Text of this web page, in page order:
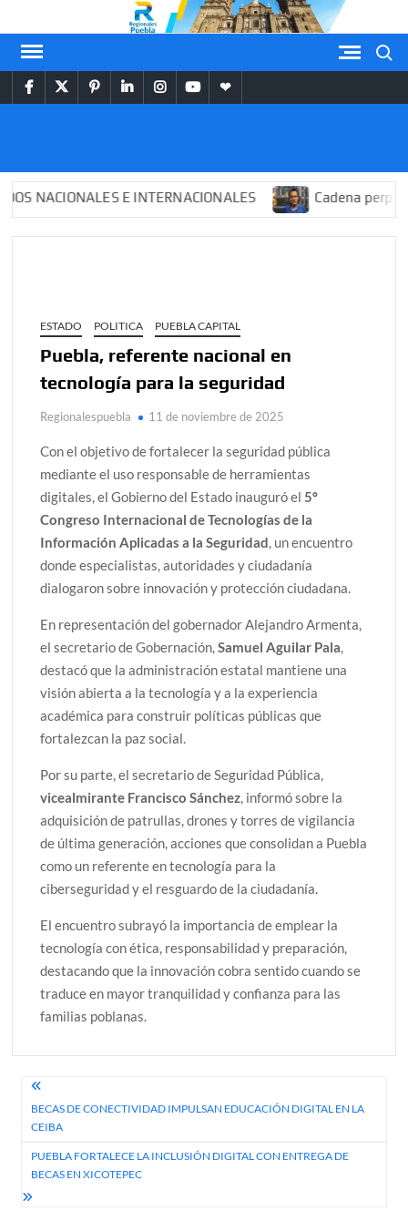
al
contenido
facebooktwitterpinterest
linkedininstagram
youtubethemespiral
PUEBLA
E INTERNACIONALES Cadena perpetua
ESTADO POLITICA PUEBLA CAPITAL
Puebla, referente nacional en
tecnología para la seguridad
Regionalespuebla 11 de noviembre de 2025
Con el objetivo de fortalecer la seguridad pública
mediante el uso responsable de herramientas
digitales, el Gobierno del Estado inauguró el 5º
Congreso Internacional de Tecnologías de la
Información Aplicadas a la Seguridad , un encuentro
donde especialistas, autoridades y ciudadanía
dialogaron sobre innovación y protección ciudadana.
En representación del gobernador Alejandro Armenta,
el secretario de Gobernación,Samuel Aguilar Pala
destacó que la administración estatal mantiene una
visión abierta a la tecnología y a la experiencia
académica para construir políticas públicas que
fortalezcan la paz social.
Por su parte, el secretario de Seguridad Pública,
vicealmirante Francisco Sánchez , informó sobre la
adquisición de patrullas, drones y torres de vigilancia
de última generación, acciones que consolidan a Puebla
como un referente en tecnología para la
ciberseguridad y el resguardo de la ciudadanía.
El encuentro subrayó la importancia de emplear la
tecnología con ética, responsabilidad y preparación,
destacando que la innovación cobra sentido cuando se
traduce en mayor tranquilidad y confianza para las
familias poblanas.
Navegación
de
entradas
BECAS DE CONECTIVIDAD IMPULSAN EDUCACIÓN DIGITAL EN LA
CEIBA
PUEBLA FORTALECE LA INCLUSIÓN DIGITAL CON ENTREGA DE
BECAS EN XICOTEPEC